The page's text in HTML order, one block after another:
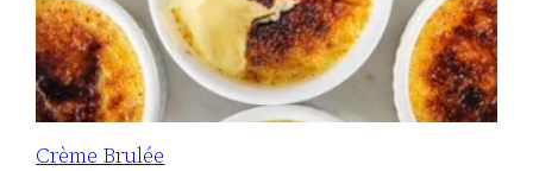
Crème Brulée